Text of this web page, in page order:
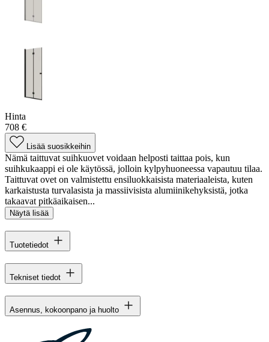
Hinta
708 €
Lisää suosikkeihin
Nämä taittuvat suihkuovet voidaan helposti taittaa pois, kun
suihkukaappi ei ole käytössä, jolloin kylpyhuoneessa vapautuu tilaa.
Taittuvat ovet on valmistettu ensiluokkaisista materiaaleista, kuten
karkaistusta turvalasista ja massiivisista alumiinikehyksistä, jotka
takaavat pitkäaikaisen...
Näytä lisää
Tuotetiedot
Tekniset tiedot
Asennus, kokoonpano ja huolto